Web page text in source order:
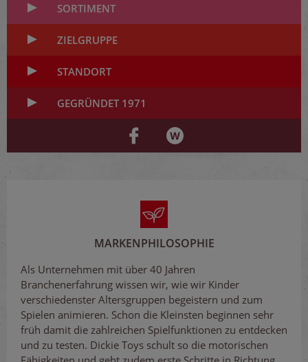
SORTIMENT
ZIELGRUPPE
STANDORT
GEGRÜNDET 1971
MARKENPHILOSOPHIE
Als Unternehmen mit über 40 Jahren
Branchenerfahrung wissen wir, wie wir Kinder
verschiedenster Altersgruppen begeistern und zum
Spielen animieren. Schon die Kleinsten beginnen sehr
früh damit die zahlreichen Spielfunktionen zu entdecken
und zu testen. Dickie Toys schult so die motorischen